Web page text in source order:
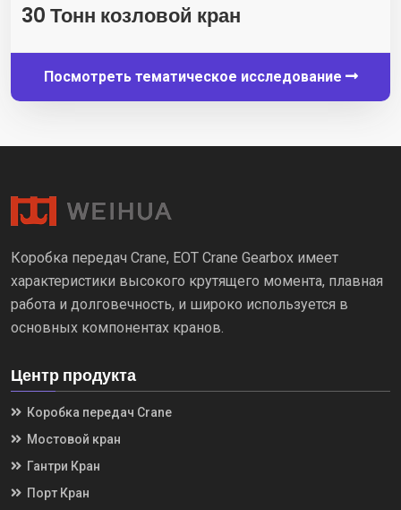
30 Тонн козловой кран
Посмотреть тематическое исследование
Коробка передач Crane, EOT Crane Gearbox имеет
характеристики высокого крутящего момента, плавная
работа и долговечность, и широко используется в
основных компонентах кранов.
Центр продукта
Коробка передач Crane
Мостовой кран
Гантри Кран
Порт Кран